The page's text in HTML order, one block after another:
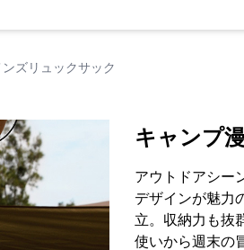
ズリュックサック
キャンプ
アウトドアシー
デザインが魅力
立。収納力も抜
使いから週末の